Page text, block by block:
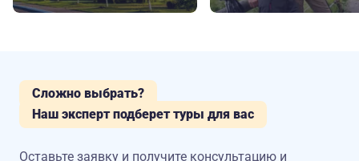
Сложно выбрать?
Наш эксперт подберет туры для вас
Оставьте заявку и получите консультацию и